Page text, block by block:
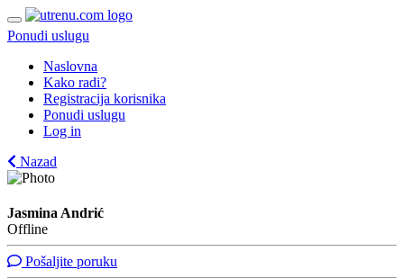
Ponudi uslugu
Naslovna
Kako radi?
Registracija korisnika
Ponudi uslugu
Log in
Nazad
Jasmina Andrić
Offline
Pošaljite poruku